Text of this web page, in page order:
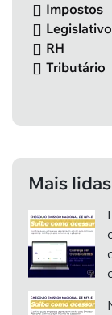
Impostos
Legislativo
RH
Tributário
Mais lidas